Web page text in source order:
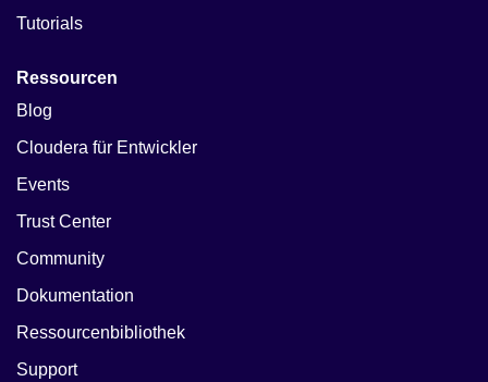
Tutorials
Ressourcen
Blog
Cloudera für Entwickler
Events
Trust Center
Community
Dokumentation
Ressourcenbibliothek
Support